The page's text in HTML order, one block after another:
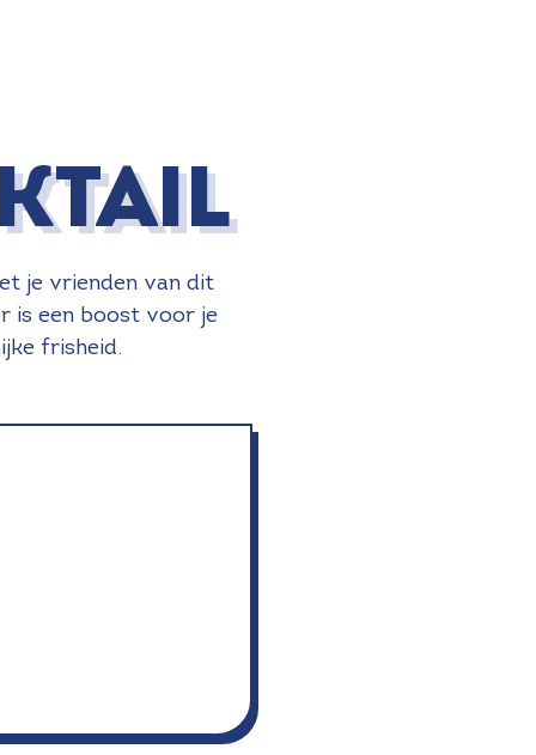
je vrienden van dit
is een boost voor je
frisheid.